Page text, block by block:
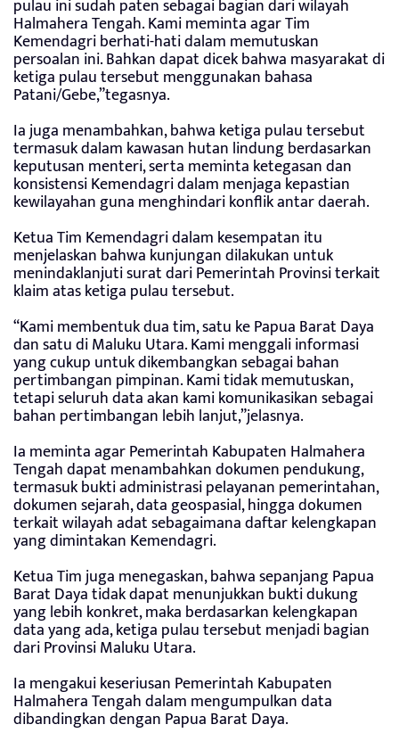
pulau ini sudah paten sebagai bagian dari wilayah
Halmahera Tengah. Kami meminta agar Tim
Kemendagri berhati-hati dalam memutuskan
persoalan ini. Bahkan dapat dicek bahwa masyarakat di
ketiga pulau tersebut menggunakan bahasa
Patani/Gebe,”tegasnya.
Ia juga menambahkan, bahwa ketiga pulau tersebut
termasuk dalam kawasan hutan lindung berdasarkan
keputusan menteri, serta meminta ketegasan dan
konsistensi Kemendagri dalam menjaga kepastian
kewilayahan guna menghindari konflik antar daerah.
Ketua Tim Kemendagri dalam kesempatan itu
menjelaskan bahwa kunjungan dilakukan untuk
menindaklanjuti surat dari Pemerintah Provinsi terkait
klaim atas ketiga pulau tersebut.
“Kami membentuk dua tim, satu ke Papua Barat Daya
dan satu di Maluku Utara. Kami menggali informasi
yang cukup untuk dikembangkan sebagai bahan
pertimbangan pimpinan. Kami tidak memutuskan,
tetapi seluruh data akan kami komunikasikan sebagai
bahan pertimbangan lebih lanjut,”jelasnya.
Ia meminta agar Pemerintah Kabupaten Halmahera
Tengah dapat menambahkan dokumen pendukung,
termasuk bukti administrasi pelayanan pemerintahan,
dokumen sejarah, data geospasial, hingga dokumen
terkait wilayah adat sebagaimana daftar kelengkapan
yang dimintakan Kemendagri.
Ketua Tim juga menegaskan, bahwa sepanjang Papua
Barat Daya tidak dapat menunjukkan bukti dukung
yang lebih konkret, maka berdasarkan kelengkapan
data yang ada, ketiga pulau tersebut menjadi bagian
dari Provinsi Maluku Utara.
Ia mengakui keseriusan Pemerintah Kabupaten
Halmahera Tengah dalam mengumpulkan data
dibandingkan dengan Papua Barat Daya.